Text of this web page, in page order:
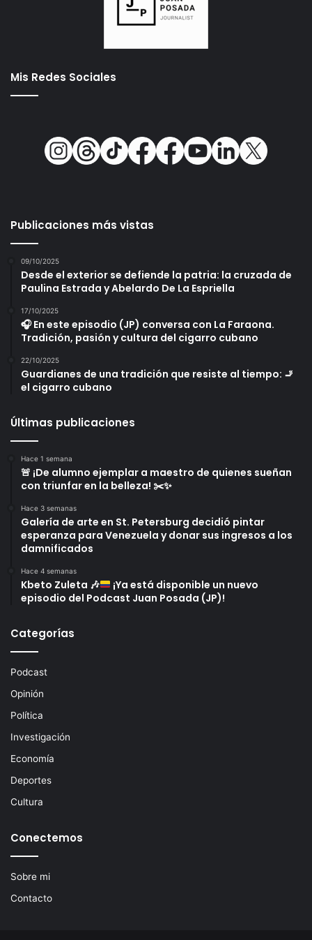
Mis Redes Sociales
Publicaciones más vistas
09/10/2025
Desde el exterior se defiende la patria: la cruzada de
Paulina Estrada y Abelardo De La Espriella
17/10/2025
🎧 En este episodio (JP) conversa con La Faraona.
Tradición, pasión y cultura del cigarro cubano
22/10/2025
Guardianes de una tradición que resiste al tiempo: 🚬
el cigarro cubano
Últimas publicaciones
Hace 1 semana
🚨 ¡De alumno ejemplar a maestro de quienes sueñan
con triunfar en la belleza! ✂️✨
Hace 3 semanas
Galería de arte en St. Petersburg decidió pintar
esperanza para Venezuela y donar sus ingresos a los
damnificados
Hace 4 semanas
Kbeto Zuleta 🎶
¡Ya está disponible un nuevo
episodio del Podcast Juan Posada (JP)!
Categorías
Podcast
Opinión
Política
Investigación
Economía
Deportes
Cultura
Conectemos
Sobre mi
Contacto